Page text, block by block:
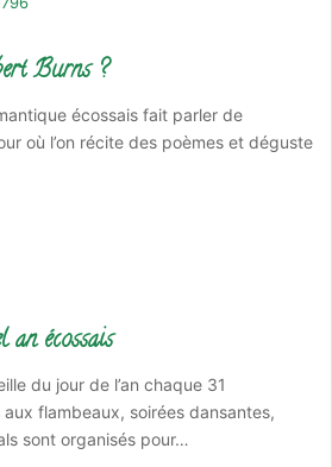
Burns ?
écossais fait parler de
où l’on récite des poèmes et déguste
an écossais
du jour de l’an chaque 31
flambeaux, soirées dansantes,
sont organisés pour…